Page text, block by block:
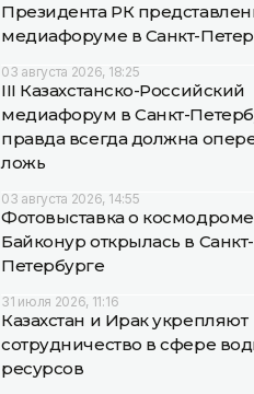
Президента РК
медиафоруме в Санкт-
03 августа 2026, 18:25
III Казахстанско-Российский
медиафорум в Санкт-
правда всегда должна
ложь
03 августа 2026, 14:55
Фотовыставка о космодроме
Байконур открылась в Санкт-
Петербурге
31 июля 2026, 11:16
Казахстан и Ирак укрепляют
сотрудничество в сфере
ресурсов